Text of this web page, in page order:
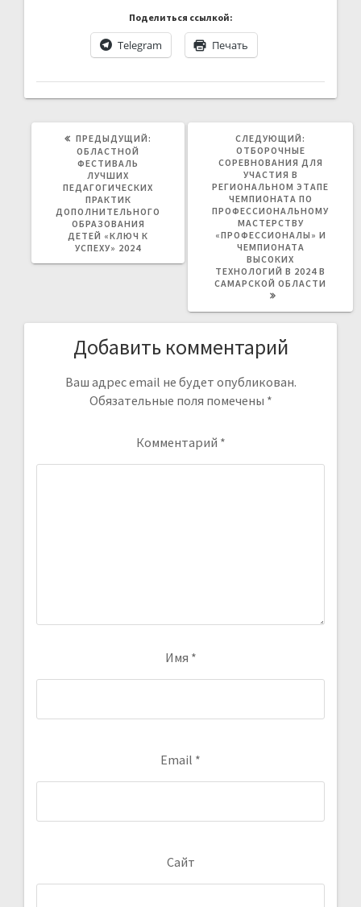
Поделиться ссылкой:
Telegram Печать
ПРЕДЫДУЩИЙ:
ОБЛАСТНОЙ
ФЕСТИВАЛЬ
ЛУЧШИХ
ПЕДАГОГИЧЕСКИХ
ПРАКТИК
ДОПОЛНИТЕЛЬНОГО
ОБРАЗОВАНИЯ
ДЕТЕЙ «КЛЮЧ К
УСПЕХУ» 2024
СЛЕДУЮЩИЙ:
ОТБОРОЧНЫЕ
СОРЕВНОВАНИЯ ДЛЯ
УЧАСТИЯ В
РЕГИОНАЛЬНОМ ЭТАПЕ
ЧЕМПИОНАТА ПО
ПРОФЕССИОНАЛЬНОМУ
МАСТЕРСТВУ
«ПРОФЕССИОНАЛЫ» И
ЧЕМПИОНАТА
ВЫСОКИХ
ТЕХНОЛОГИЙ В 2024 В
САМАРСКОЙ ОБЛАСТИ
Добавить комментарий
Ваш адрес email не будет опубликован.
Обязательные поля помечены *
Комментарий *
Имя *
Email *
Сайт